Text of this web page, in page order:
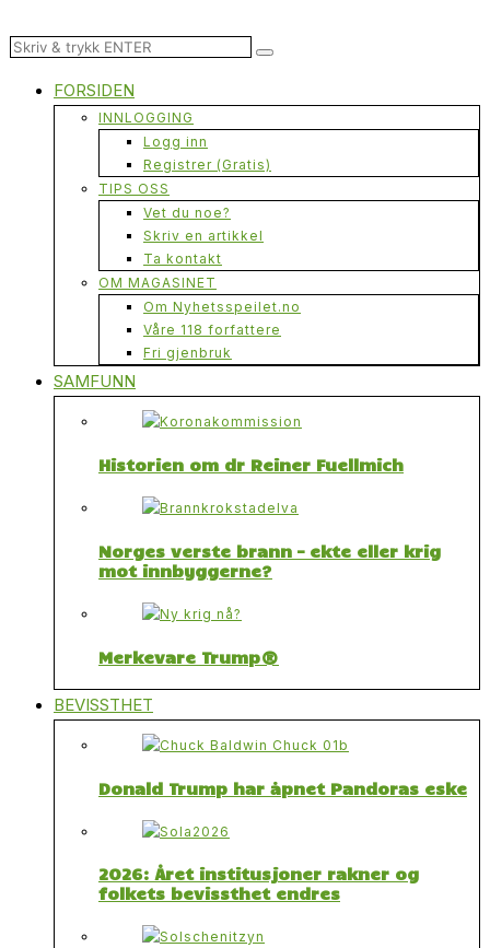
FORSIDEN
INNLOGGING
Logg inn
Registrer (Gratis)
TIPS OSS
Vet du noe?
Skriv en artikkel
Ta kontakt
OM MAGASINET
Om Nyhetsspeilet.no
Våre 118 forfattere
Fri gjenbruk
SAMFUNN
Historien om dr Reiner Fuellmich
Norges verste brann – ekte eller krig
mot innbyggerne?
Merkevare Trump®
BEVISSTHET
Donald Trump har åpnet Pandoras eske
2026: Året institusjoner rakner og
folkets bevissthet endres